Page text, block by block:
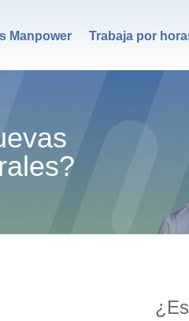
Manpower Trabaja por